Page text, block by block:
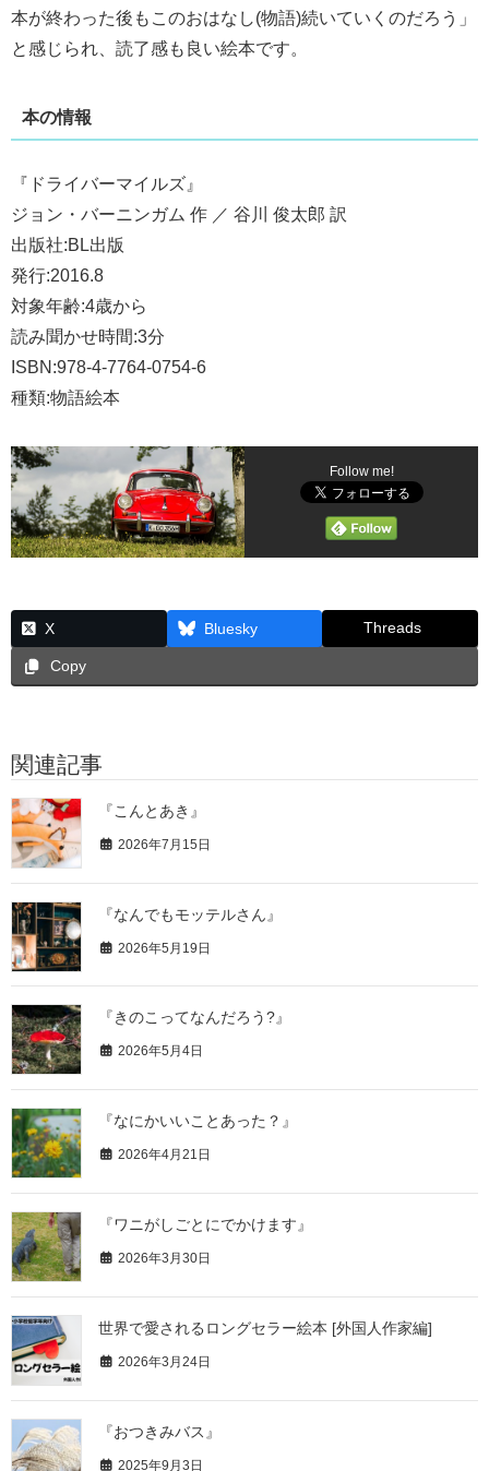
本が終わった後もこのおはなし(物語)続いていくのだろう」
と感じられ、読了感も良い絵本です。
本の情報
『ドライバーマイルズ』
ジョン・バーニンガム 作 ／ 谷川 俊太郎 訳
出版社:BL出版
発行:2016.8
対象年齢:4歳から
読み聞かせ時間:3分
ISBN:978-4-7764-0754-6
種類:物語絵本
Follow me!
X Bluesky Threads
Copy
関連記事
『こんとあき』
2026年7月15日
『なんでもモッテルさん』
2026年5月19日
『きのこってなんだろう?』
2026年5月4日
『なにかいいことあった？』
2026年4月21日
『ワニがしごとにでかけます』
2026年3月30日
世界で愛されるロングセラー絵本 [外国人作家編]
2026年3月24日
『おつきみバス』
2025年9月3日